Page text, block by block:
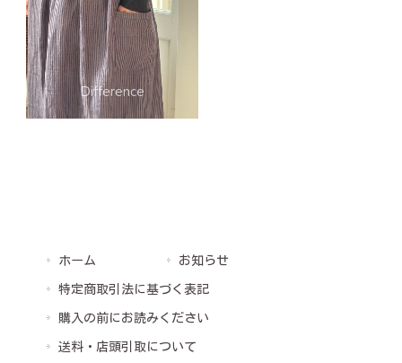
ホーム
お知らせ
特定商取引法に基づく表記
購入の前にお読みください
送料・店頭引取について